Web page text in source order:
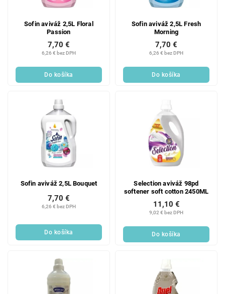
Sofin aviváž 2,5L Floral
Passion
6,26 € bez DPH
7,70 €
Do košíka
Sofin aviváž 2,5L Fresh
Morning
6,26 € bez DPH
7,70 €
Do košíka
Sofin aviváž 2,5L Bouquet
6,26 € bez DPH
7,70 €
Do košíka
Selection aviváž 98pd
softener soft cotton 2450ML
9,02 € bez DPH
11,10 €
Do košíka